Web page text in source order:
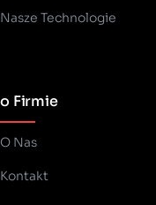
Nasze Technologie
o Firmie
O Nas
Kontakt